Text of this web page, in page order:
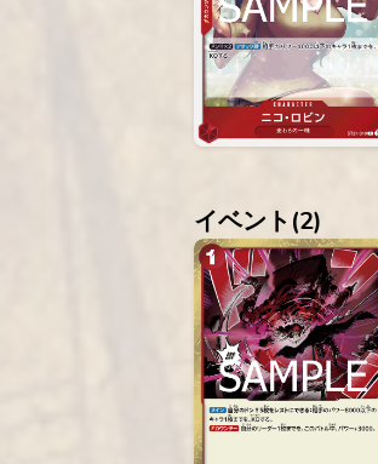
イベント(2)